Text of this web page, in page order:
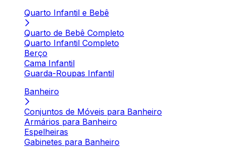
Quarto Infantil e Bebê
Quarto de Bebê Completo
Quarto Infantil Completo
Berço
Cama Infantil
Guarda-Roupas Infantil
Banheiro
Conjuntos de Móveis para Banheiro
Armários para Banheiro
Espelheiras
Gabinetes para Banheiro